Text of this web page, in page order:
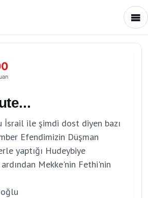
İsrail ile şimdi dost diyen bazı
Efendimizin Düşman
yaptığı Hudeybiye
Mekke'nin Fethi'nin